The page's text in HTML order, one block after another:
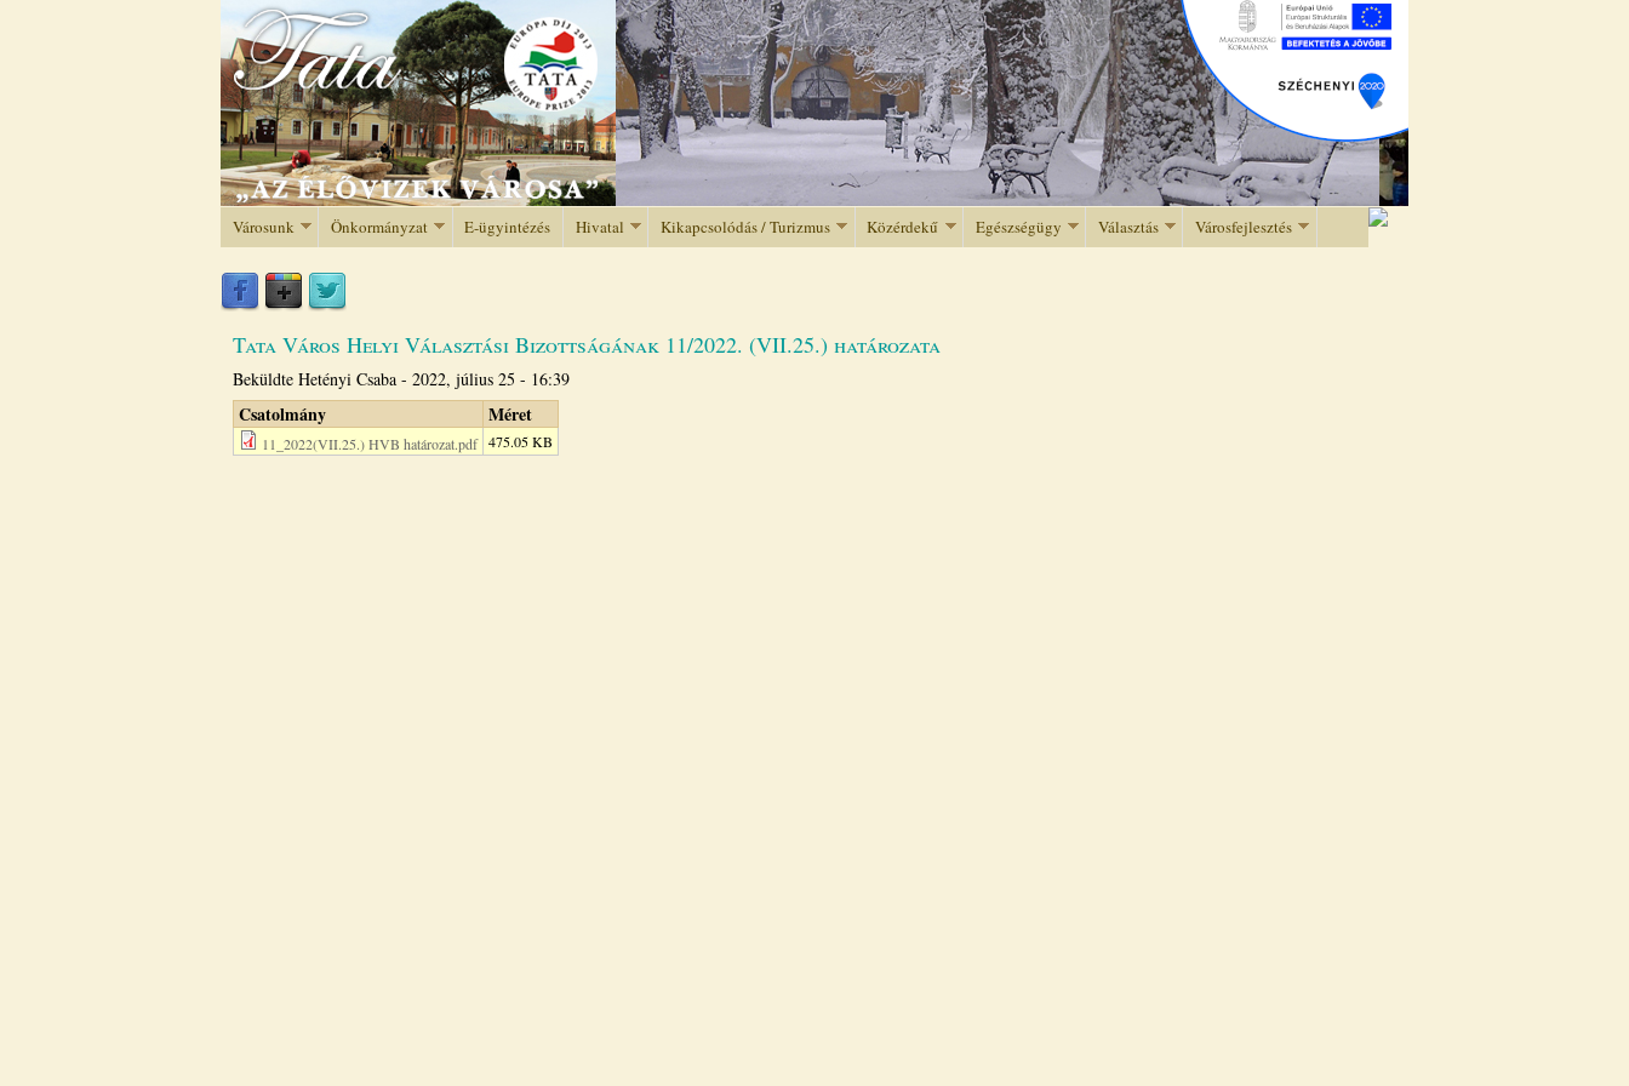
Jump to navigation
Városunk Önkormányzat E-ügyintézés Hivatal Kikapcsolódás / Turizmus Közérdekű Egészségügy Választás Városfejlesztés
Tata Város Helyi Választási Bizottságának 11/2022. (VII.25.) határozata
Beküldte Hetényi Csaba - 2022, július 25 - 16:39
Csatolmány Méret
11_2022(VII.25.) HVB határozat.pdf 475.05 KB